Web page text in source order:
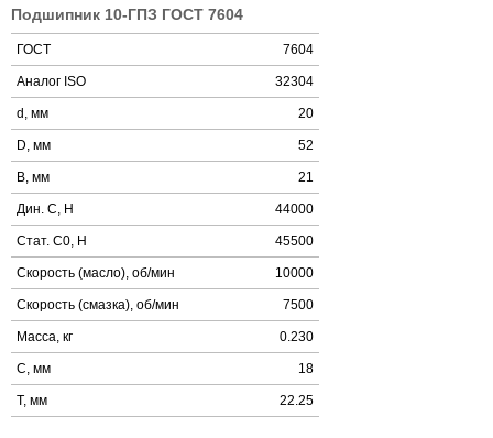
Подшипник 10-ГПЗ ГОСТ 7604
ГОСТ 7604
Аналог ISO 32304
d, мм 20
D, мм 52
B, мм 21
Дин. C, Н 44000
Стат. C0, Н 45500
Скорость (масло), об/мин 10000
Скорость (смазка), об/мин 7500
Масса, кг 0.230
C, мм 18
T, мм 22.25